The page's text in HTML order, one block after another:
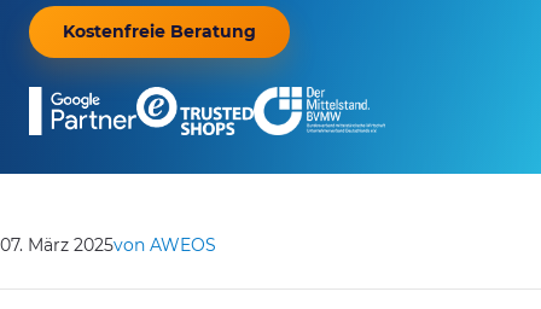
Kostenfreie Beratung
07. März 2025von AWEOS